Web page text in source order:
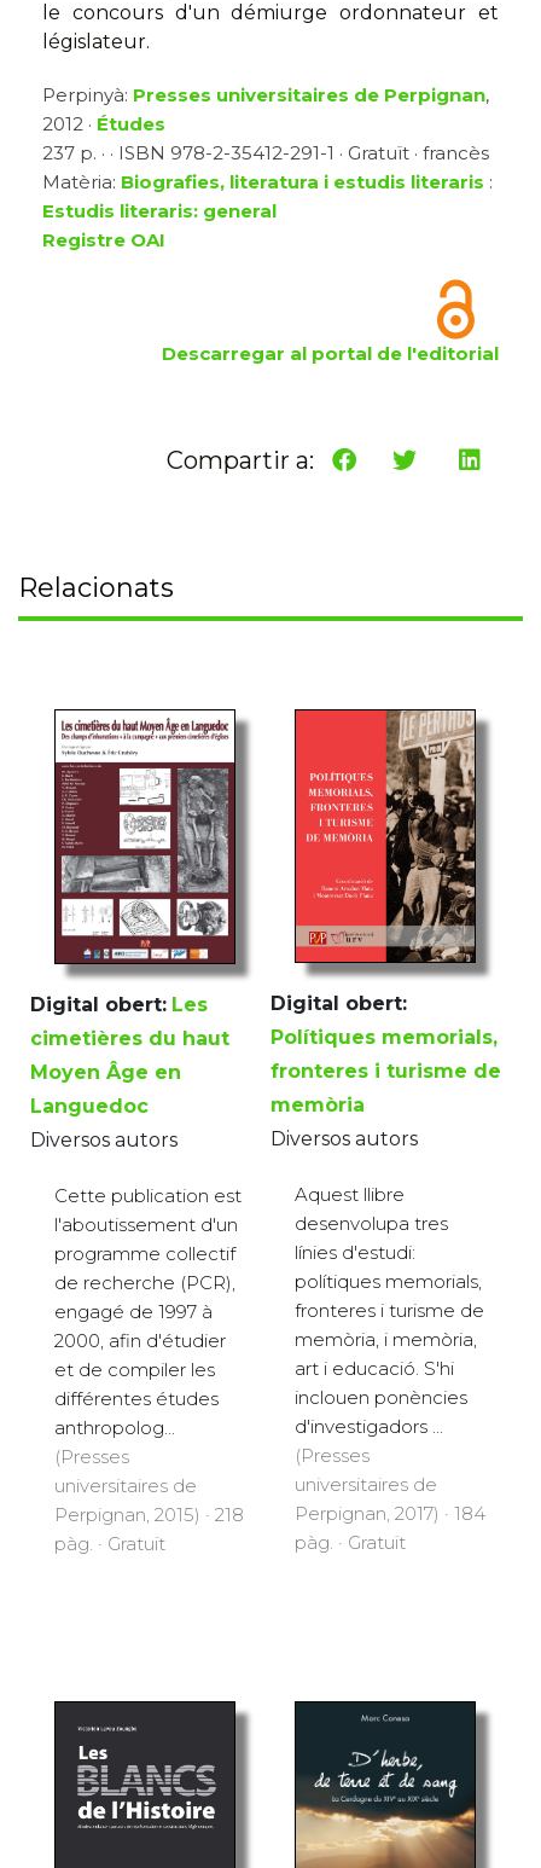
le concours d'un démiurge ordonnateur et
législateur.
Perpinyà: Presses universitaires de Perpignan,
2012 · Études
237 p. · · ISBN 978-2-35412-291-1 · Gratuït · francès
Matèria: Biografies, literatura i estudis literaris :
Estudis literaris: general
Registre OAI
Descarregar al portal de l'editorial
Compartir a:
Relacionats
Digital obert: Les
cimetières du haut
Moyen Âge en
Languedoc
Diversos autors
Cette publication est
l'aboutissement d'un
programme collectif
de recherche (PCR),
engagé de 1997 à
2000, afin d'étudier
et de compiler les
différentes études
anthropolog...
(Presses
universitaires de
Perpignan, 2015) · 218
pàg. · Gratuït
Digital obert:
Polítiques memorials,
fronteres i turisme de
memòria
Diversos autors
Aquest llibre
desenvolupa tres
línies d'estudi:
polítiques memorials,
fronteres i turisme de
memòria, i memòria,
art i educació. S'hi
inclouen ponències
d'investigadors ...
(Presses
universitaires de
Perpignan, 2017) · 184
pàg. · Gratuït